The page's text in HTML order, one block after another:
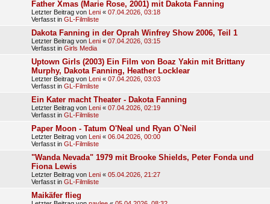
Father Xmas (Marie Rose, 2001) mit Dakota Fanning
Letzter Beitrag von Leni « 07.04.2026, 03:18
Verfasst in GL-Filmliste
Dakota Fanning in der Oprah Winfrey Show 2006, Teil 1
Letzter Beitrag von Leni « 07.04.2026, 03:15
Verfasst in Girls Media
Uptown Girls (2003) Ein Film von Boaz Yakin mit Brittany
Murphy, Dakota Fanning, Heather Locklear
Letzter Beitrag von Leni « 07.04.2026, 03:03
Verfasst in GL-Filmliste
Ein Kater macht Theater - Dakota Fanning
Letzter Beitrag von Leni « 07.04.2026, 02:19
Verfasst in GL-Filmliste
Paper Moon - Tatum O'Neal und Ryan O`Neil
Letzter Beitrag von Leni « 06.04.2026, 00:00
Verfasst in GL-Filmliste
"Wanda Nevada" 1979 mit Brooke Shields, Peter Fonda und
Fiona Lewis
Letzter Beitrag von Leni « 05.04.2026, 21:27
Verfasst in GL-Filmliste
Maikäfer flieg